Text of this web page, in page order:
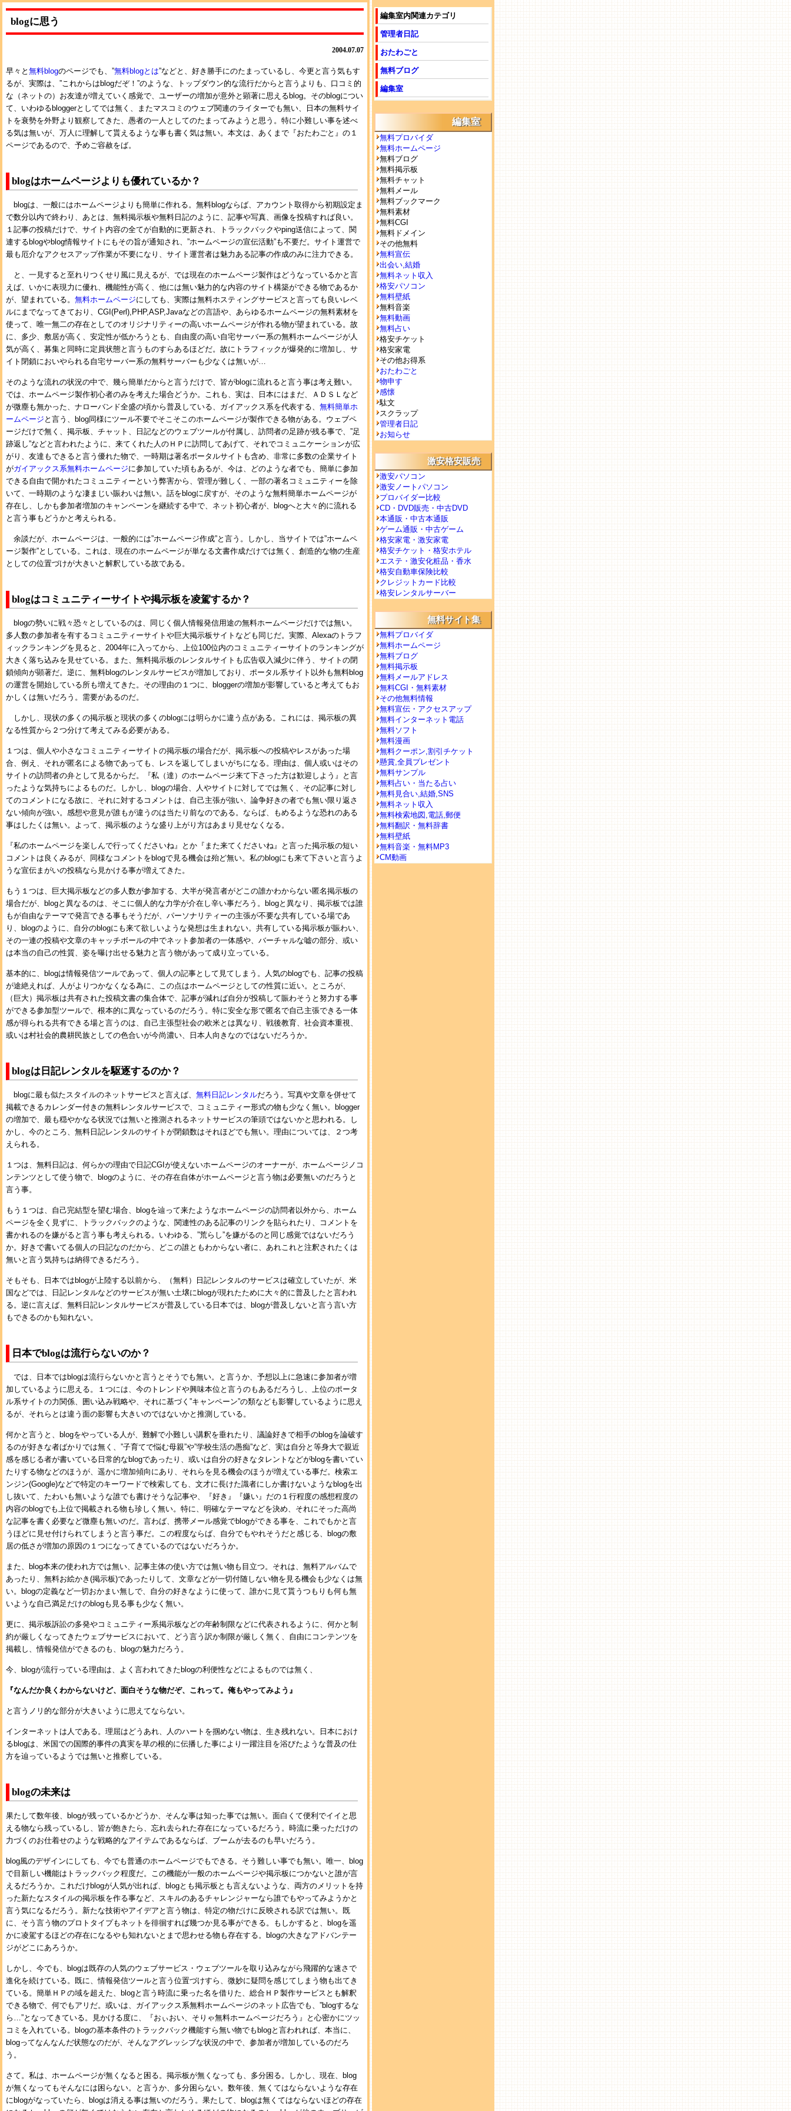
blogに思う
2004.07.07
早々と 無料blogのページでも、”無料blogとは”などと、好き勝手にのたまっているし、今更と言う気もす
るが、実際は、”これからはblogだぞ！”のような、トップダウン的な流行だからと言うよりも、口コミ的
な（ネットの）お友達が増えていく感覚で、ユーザーの増加が意外と顕著に思えるblog。そのblogについ
て、いわゆるbloggerとしてでは無く、またマスコミのウェブ関連のライターでも無い、日本の無料サイ
トを衰勢を外野より観察してきた、愚者の一人としてのたまってみようと思う。特に小難しい事を述べ
る気は無いが、万人に理解して貰えるような事も書く気は無い。本文は、あくまで『おたわごと』の１
ページであるので、予めご容赦をば。
blogはホームページよりも優れているか？
blogは、一般にはホームページよりも簡単に作れる。無料blogならば、アカウント取得から初期設定ま
で数分以内で終わり、あとは、無料掲示板や無料日記のように、記事や写真、画像を投稿すれば良い。
１記事の投稿だけで、サイト内容の全てが自動的に更新され、トラックバックやping送信によって、関
連するblogやblog情報サイトにもその旨が通知され、”ホームページの宣伝活動”も不要だ。サイト運営で
最も厄介なアクセスアップ作業が不要になり、サイト運営者は魅力ある記事の作成のみに注力できる。
と、一見すると至れりつくせり風に見えるが、では現在のホームページ製作はどうなっているかと言
えば、いかに表現力に優れ、機能性が高く、他には無い魅力的な内容のサイト構築ができる物であるか
が、望まれている。 無料ホームページにしても、実際は無料ホスティングサービスと言っても良いレベ
ルにまでなってきており、CGI(Perl),PHP,ASP,Javaなどの言語や、あらゆるホームページの無料素材を
使って、唯一無二の存在としてのオリジナリティーの高いホームページが作れる物が望まれている。故
に、多少、敷居が高く、安定性が低かろうとも、自由度の高い自宅サーバー系の無料ホームページが人
気が高く、募集と同時に定員状態と言うものすらあるほどだ。故にトラフィックが爆発的に増加し、サ
イト閉鎖においやられる自宅サーバー系の無料サーバーも少なくは無いが…
そのような流れの状況の中で、幾ら簡単だからと言うだけで、皆がblogに流れると言う事は考え難い。
では、ホームページ製作初心者のみを考えた場合どうか。これも、実は、日本にはまだ、ＡＤＳＬなど
が微塵も無かった、ナローバンド全盛の頃から普及している、ガイアックス系を代表する、 無料簡単ホ
ームページ と言う、blog同様にツール不要でそこそこのホームページが製作できる物がある。ウェブペ
ージだけで無く、掲示板、チャット、日記などのウェブツールが付属し、訪問者の足跡が残る事で、”足
跡返し”などと言われたように、来てくれた人のＨＰに訪問してあげて、それでコミュニケーションが広
がり、友達もできると言う優れた物で、一時期は著名ポータルサイトも含め、非常に多数の企業サイト
がガイアックス系無料ホームページに参加していた頃もあるが、今は、どのような者でも、簡単に参加
できる自由で開かれたコミュニティーという弊害から、管理が難しく、一部の著名コミュニティーを除
いて、一時期のような凄まじい賑わいは無い。話をblogに戻すが、そのような無料簡単ホームページが
存在し、しかも参加者増加のキャンペーンを継続する中で、ネット初心者が、blogへと大々的に流れる
と言う事もどうかと考えられる。
余談だが、ホームページは、一般的には”ホームページ作成”と言う。しかし、当サイトでは”ホームペ
ージ製作”としている。これは、現在のホームページが単なる文書作成だけでは無く、創造的な物の生産
としての位置づけが大きいと解釈している故である。
blogはコミュニティーサイトや掲示板を凌駕するか？
blogの勢いに戦々恐々としているのは、同じく個人情報発信用途の無料ホームページだけでは無い。
多人数の参加者を有するコミュニティーサイトや巨大掲示板サイトなども同じだ。実際、Alexaのトラフ
ィックランキングを見ると、2004年に入ってから、上位100位内のコミュニティーサイトのランキングが
大きく落ち込みを見せている。また、無料掲示板のレンタルサイトも広告収入減少に伴う、サイトの閉
鎖傾向が顕著だ。逆に、無料blogのレンタルサービスが増加しており、ポータル系サイト以外も無料blog
の運営を開始している所も増えてきた。その理由の１つに、bloggerの増加が影響していると考えてもお
かしくは無いだろう。需要があるのだ。
しかし、現状の多くの掲示板と現状の多くのblogには明らかに違う点がある。これには、掲示板の異
なる性質から２つ分けて考えてみる必要がある。
１つは、個人や小さなコミュニティーサイトの掲示板の場合だが、掲示板への投稿やレスがあった場
合、例え、それが匿名による物であっても、レスを返してしまいがちになる。理由は、個人或いはその
サイトの訪問者の弁として見るからだ。『私（達）のホームページ来て下さった方は歓迎しよう』と言
ったような気持ちによるものだ。しかし、blogの場合、人やサイトに対してでは無く、その記事に対し
てのコメントになる故に、それに対するコメントは、自己主張が強い、論争好きの者でも無い限り返さ
ない傾向が強い。感想や意見が誰もが違うのは当たり前なのである。ならば、もめるような恐れのある
事はしたくは無い。よって、掲示板のような盛り上がり方はあまり見せなくなる。
『私のホームページを楽しんで行ってくださいね』とか『また来てくださいね』と言った掲示板の短い
コメントは良くみるが、同様なコメントをblogで見る機会は殆ど無い。私のblogにも来て下さいと言うよ
うな宣伝まがいの投稿なら見かける事が増えてきた。
もう１つは、巨大掲示板などの多人数が参加する、大半が発言者がどこの誰かわからない匿名掲示板の
場合だが、blogと異なるのは、そこに個人的な力学が介在し辛い事だろう。blogと異なり、掲示板では誰
もが自由なテーマで発言できる事もそうだが、パーソナリティーの主張が不要な共有している場であ
り、blogのように、自分のblogにも来て欲しいような発想は生まれない。共有している掲示板が賑わい、
その一連の投稿や文章のキャッチボールの中でネット参加者の一体感や、バーチャルな嘘の部分、或い
は本当の自己の性質、姿を曝け出せる魅力と言う物があって成り立っている。
基本的に、blogは情報発信ツールであって、個人の記事として見てしまう。人気のblogでも、記事の投稿
が途絶えれば、人がよりつかなくなる為に、この点はホームページとしての性質に近い。ところが、
（巨大）掲示板は共有された投稿文書の集合体で、記事が減れば自分が投稿して賑わそうと努力する事
ができる参加型ツールで、根本的に異なっているのだろう。特に安全な形で匿名で自己主張できる一体
感が得られる共有できる場と言うのは、自己主張型社会の欧米とは異なり、戦後教育、社会資本重視、
或いは村社会的農耕民族としての色合いが今尚濃い、日本人向きなのではないだろうか。
blogは日記レンタルを駆逐するのか？
blogに最も似たスタイルのネットサービスと言えば、 無料日記レンタルだろう。写真や文章を併せて
掲載できるカレンダー付きの無料レンタルサービスで、コミュニティー形式の物も少なく無い。blogger
の増加で、最も穏やかなる状況では無いと推測されるネットサービスの筆頭ではないかと思われる。し
かし、今のところ、無料日記レンタルのサイトが閉鎖数はそれほどでも無い。理由については、２つ考
えられる。
１つは、無料日記は、何らかの理由で日記CGIが使えないホームページのオーナーが、ホームページノコ
ンテンツとして使う物で、blogのように、その存在自体がホームページと言う物は必要無いのだろうと
言う事。
もう１つは、自己完結型を望む場合、blogを辿って来たようなホームページの訪問者以外から、ホーム
ページを全く見ずに、トラックバックのような、関連性のある記事のリンクを貼られたり、コメントを
書かれるのを嫌がると言う事も考えられる。いわゆる、”荒らし”を嫌がるのと同じ感覚ではないだろう
か。好きで書いてる個人の日記なのだから、どこの誰ともわからない者に、あれこれと注釈されたくは
無いと言う気持ちは納得できるだろう。
そもそも、日本ではblogが上陸する以前から、（無料）日記レンタルのサービスは確立していたが、米
国などでは、日記レンタルなどのサービスが無い土壌にblogが現れたために大々的に普及したと言われ
る。逆に言えば、無料日記レンタルサービスが普及している日本では、blogが普及しないと言う言い方
もできるのかも知れない。
日本でblogは流行らないのか？
では、日本ではblogは流行らないかと言うとそうでも無い。と言うか、予想以上に急速に参加者が増
加しているように思える。１つには、今のトレンドや興味本位と言うのもあるだろうし、上位のポータ
ル系サイトの力関係、囲い込み戦略や、それに基づく”キャンペーン”の類なども影響しているように思え
るが、それらとは違う面の影響も大きいのではないかと推測している。
何かと言うと、blogをやっている人が、難解で小難しい講釈を垂れたり、議論好きで相手のblogを論破す
るのが好きな者ばかりでは無く、”子育てで悩む母親”や”学校生活の愚痴”など、実は自分と等身大で親近
感を感じる者が書いている日常的なblogであったり、或いは自分の好きなタレントなどがblogを書いてい
たりする物などのほうが、遥かに増加傾向にあり、それらを見る機会のほうが増えている事だ。検索エ
ンジン(Google)などで特定のキーワードで検索しても、文才に長けた識者にしか書けないようなblogを出
し抜いて、たわいも無いような誰でも書けそうな記事や、『好き』『嫌い』だの１行程度の感想程度の
内容のblogでも上位で掲載される物も珍しく無い。特に、明確なテーマなどを決め、それにそった高尚
な記事を書く必要など微塵も無いのだ。言わば、携帯メール感覚でblogができる事を、これでもかと言
うほどに見せ付けられてしまうと言う事だ。この程度ならば、自分でもやれそうだと感じる、blogの敷
居の低さが増加の原因の１つになってきているのではないだろうか。
また、blog本来の使われ方では無い、記事主体の使い方では無い物も目立つ。それは、無料アルバムで
あったり、無料お絵かき(掲示板)であったりして、文章などが一切付随しない物を見る機会も少なくは無
い。blogの定義など一切おかまい無しで、自分の好きなように使って、誰かに見て貰うつもりも何も無
いような自己満足だけのblogも見る事も少なく無い。
更に、掲示板訴訟の多発やコミュニティー系掲示板などの年齢制限などに代表されるように、何かと制
約が厳しくなってきたウェブサービスにおいて、どう言う訳か制限が厳しく無く、自由にコンテンツを
掲載し、情報発信ができるのも、blogの魅力だろう。
今、blogが流行っている理由は、よく言われてきたblogの利便性などによるものでは無く、
『なんだか良くわからないけど、面白そうな物だぞ、これって。俺もやってみよう』
と言うノリ的な部分が大きいように思えてならない。
インターネットは人である。理屈はどうあれ、人のハートを掴めない物は、生き残れない。日本におけ
るblogは、米国での国際的事件の真実を草の根的に伝播した事により一躍注目を浴びたような普及の仕
方を辿っているようでは無いと推察している。
blogの未来は
果たして数年後、blogが残っているかどうか、そんな事は知った事では無い。面白くて便利でイイと思
える物なら残っているし、皆が飽きたら、忘れ去られた存在になっているだろう。時流に乗っただけの
力づくのお仕着せのような戦略的なアイテムであるならば、ブームが去るのも早いだろう。
blog風のデザインにしても、今でも普通のホームページでもできる。そう難しい事でも無い。唯一、blog
で目新しい機能はトラックバック程度だ。この機能が一般のホームページや掲示板につかないと誰が言
えるだろうか。これだけblogが人気が出れば、blogとも掲示板とも言えないような、両方のメリットを持
った新たなスタイルの掲示板を作る事など、スキルのあるチャレンジャーなら誰でもやってみようかと
言う気になるだろう。新たな技術やアイデアと言う物は、特定の物だけに反映される訳では無い。既
に、そう言う物のプロトタイプもネットを徘徊すれば幾つか見る事ができる。もしかすると、blogを遥
かに凌駕するほどの存在になるやも知れないとまで思わせる物も存在する。blogの大きなアドバンテー
ジがどこにあろうか。
しかし、今でも、blogは既存の人気のウェブサービス・ウェブツールを取り込みながら飛躍的な速さで
進化を続けている。既に、情報発信ツールと言う位置づけすら、微妙に疑問を感じてしまう物も出てき
ている。簡単ＨＰの域を超えた、blogと言う時流に乗った名を借りた、総合ＨＰ製作サービスとも解釈
できる物で、何でもアリだ。或いは、ガイアックス系無料ホームページのネット広告でも、”blogするな
ら…”となってきている。見かける度に、『おぃおい、そりゃ無料ホームページだろう』と心密かにツッ
コミを入れている。blogの基本条件のトラックバック機能すら無い物でもblogと言われれば、本当に、
blogってなんなんだ状態なのだが、そんなアグレッシブな状況の中で、参加者が増加しているのだろ
う。
さて。私は、ホームページが無くなると困る。掲示板が無くなっても、多分困る。しかし、現在、blog
が無くなってもそんなには困らない。と言うか、多分困らない。数年後、無くてはならないような存在
にblogがなっていたら、blogは消える事は無いのだろう。果たして、blogは無くてはならないほどの存在
編集室内関連カテゴリ
管理者日記
おたわごと
無料ブログ
編集室
編集室
無料プロバイダ
無料ホームページ
無料ブログ
無料掲示板
無料チャット
無料メール
無料ブックマーク
無料素材
無料CGI
無料ドメイン
その他無料
無料宣伝
出会い,結婚
無料ネット収入
格安パソコン
無料壁紙
無料音楽
無料動画
無料占い
格安チケット
格安家電
その他お得系
おたわごと
物申す
感懐
駄文
スクラップ
管理者日記
お知らせ
激安格安販売
激安パソコン
激安ノートパソコン
プロバイダー比較
CD・DVD販売・中古DVD
本通販・中古本通販
ゲーム通販・中古ゲーム
格安家電・激安家電
格安チケット・格安ホテル
エステ・激安化粧品・香水
格安自動車保険比較
クレジットカード比較
格安レンタルサーバー
無料サイト集
無料プロバイダ
無料ホームページ
無料ブログ
無料掲示板
無料メールアドレス
無料CGI・無料素材
その他無料情報
無料宣伝・アクセスアップ
無料インターネット電話
無料ソフト
無料漫画
無料クーポン,割引チケット
懸賞,全員プレゼント
無料サンプル
無料占い・当たる占い
無料見合い,結婚,SNS
無料ネット収入
無料検索地図,電話,郵便
無料翻訳・無料辞書
無料壁紙
無料音楽・無料MP3
CM動画